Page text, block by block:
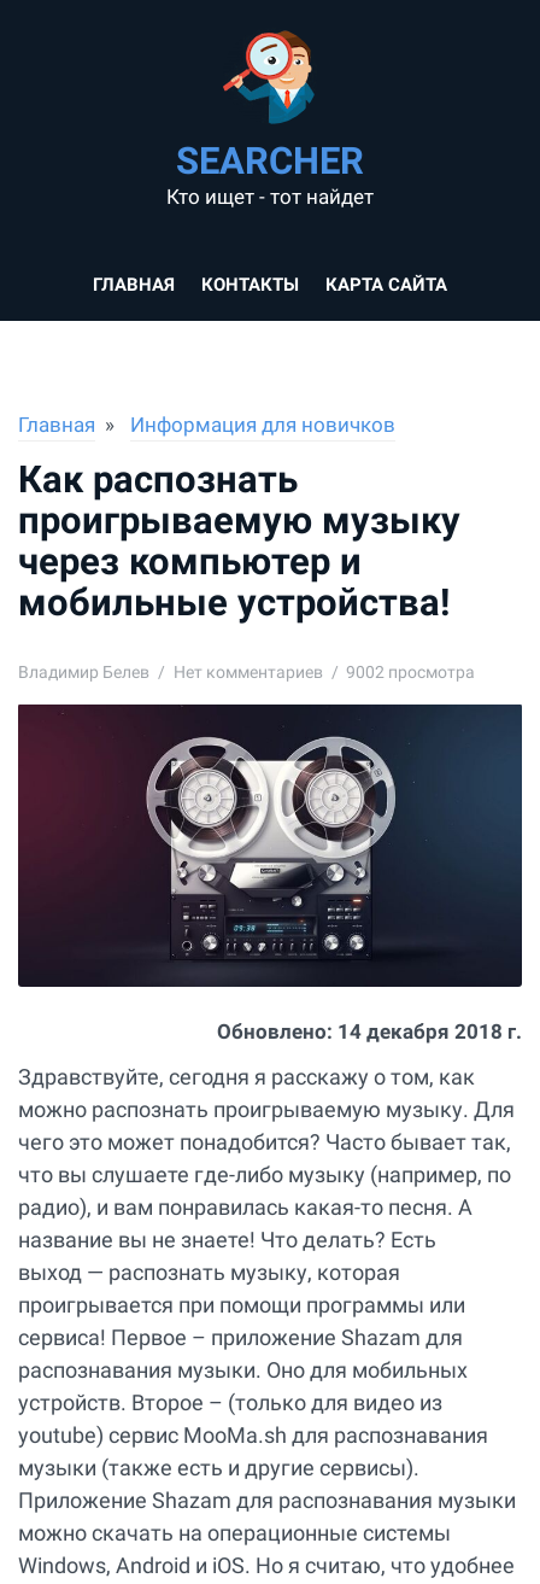
SEARCHER
Кто ищет - тот найдет
ГЛАВНАЯ КОНТАКТЫ КАРТА САЙТА
Главная Информация для новичков
Как распознать
проигрываемую музыку
через компьютер и
мобильные устройства!
Владимир Белев Нет комментариев 9002 просмотра
Обновлено: 14 декабря 2018 г.
Здравствуйте, сегодня я расскажу о том, как
можно распознать проигрываемую музыку. Для
чего это может понадобится? Часто бывает так,
что вы слушаете где-либо музыку (например, по
радио), и вам понравилась какая-то песня. А
название вы не знаете! Что делать? Есть
выход — распознать музыку, которая
проигрывается при помощи программы или
сервиса! Первое – приложение Shazam для
распознавания музыки. Оно для мобильных
устройств. Второе – (только для видео из
youtube) сервис MooMa.sh для распознавания
музыки (также есть и другие сервисы).
Приложение Shazam для распознавания музыки
можно скачать на операционные системы
Windows, Android и iOS. Но я считаю, что удобнее